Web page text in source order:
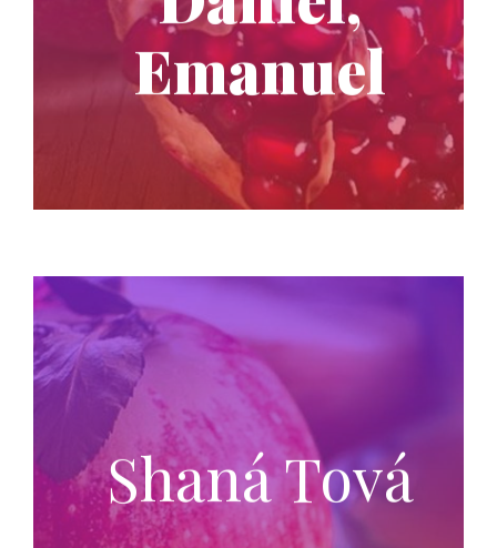
Emanuel
Shaná Tová